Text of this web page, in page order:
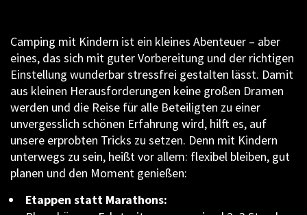
Camping mit Kindern ist ein kleines Abenteuer – aber
eines, das sich mit guter Vorbereitung und der richtigen
Einstellung wunderbar stressfrei gestalten lässt. Damit
aus kleinen Herausforderungen keine großen Dramen
werden und die Reise für alle Beteiligten zu einer
unvergesslich schönen Erfahrung wird, hilft es, auf
unsere erprobten Tricks zu setzen. Denn mit Kindern
unterwegs zu sein, heißt vor allem: flexibel bleiben, gut
planen und den Moment genießen:
Etappen statt Marathons: